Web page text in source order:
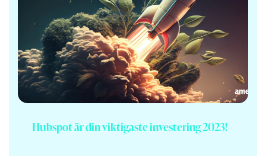
Hubspot är din viktigaste investering 2023!